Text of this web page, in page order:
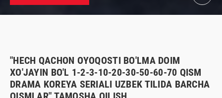
"HECH QACHON OYOQOSTI BO'LMA DOIM
XO'JAYIN BO'L 1-2-3-10-20-30-50-60-70 QISM
DRAMA KOREYA SERIALI UZBEK TILIDA BARCHA